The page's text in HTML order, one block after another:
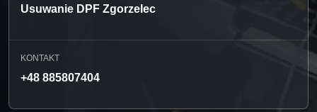
Usuwanie DPF Zgorzelec
KONTAKT
+48 885807404